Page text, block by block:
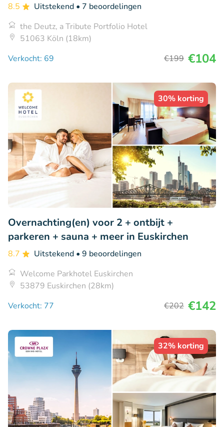
8.5 Uitstekend • 7 beoordelingen
the Deutz, a Tribute Portfolio Hotel
51063 Köln (18km)
Verkocht: 69
€199 €104
30% korting
Overnachting(en) voor 2 + ontbijt +
parkeren + sauna + meer in Euskirchen
8.7 Uitstekend • 9 beoordelingen
Welcome Parkhotel Euskirchen
53879 Euskirchen (28km)
Verkocht: 77
€202 €142
32% korting